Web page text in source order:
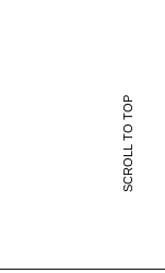
SCROLL TO TOP